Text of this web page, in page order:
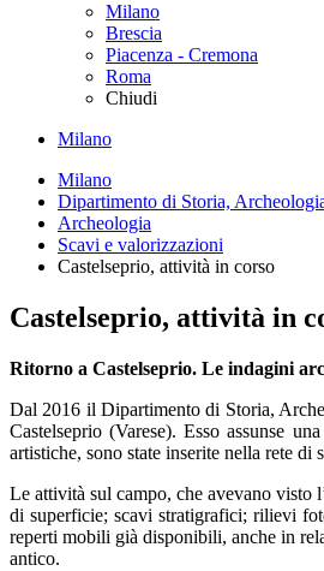
Milano
Brescia
Piacenza - Cremona
Roma
Chiudi
Milano
Milano
Dipartimento di Storia,
Archeologia
Scavi e valorizzazioni
Castelseprio, attività in corso
Castelseprio, attività in
Ritorno a Castelseprio. Le indagini
Dal 2016 il Dipartimento di Storia,
Castelseprio (Varese). Esso assunse
artistiche, sono state inserite nella rete
Le attività sul campo, che avevano visto
di superficie; scavi stratigrafici; rilievi
reperti mobili già disponibili, anche in
antico.